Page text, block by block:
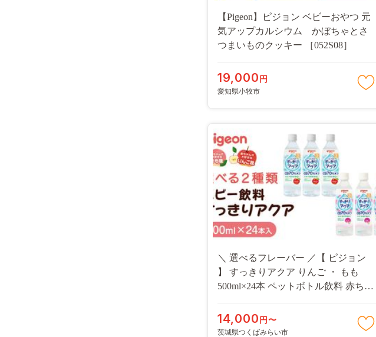
【Pigeon】ピジョン ベビーおやつ 元
気アップカルシウム かぼちゃとさ
つまいものクッキー ［052S08］
19,000 円
愛知県小牧市
＼ 選べるフレーバー ／【 ピジョン
】 すっきりアクア りんご ・ もも
500ml×24本 ペットボトル飲料 赤ちゃ
ベビーグッズ 乳児 ベビー飲料 飲料
ペットボトル ジュース イオン飲料 お
14,000 円〜
茨城県つくばみらい市